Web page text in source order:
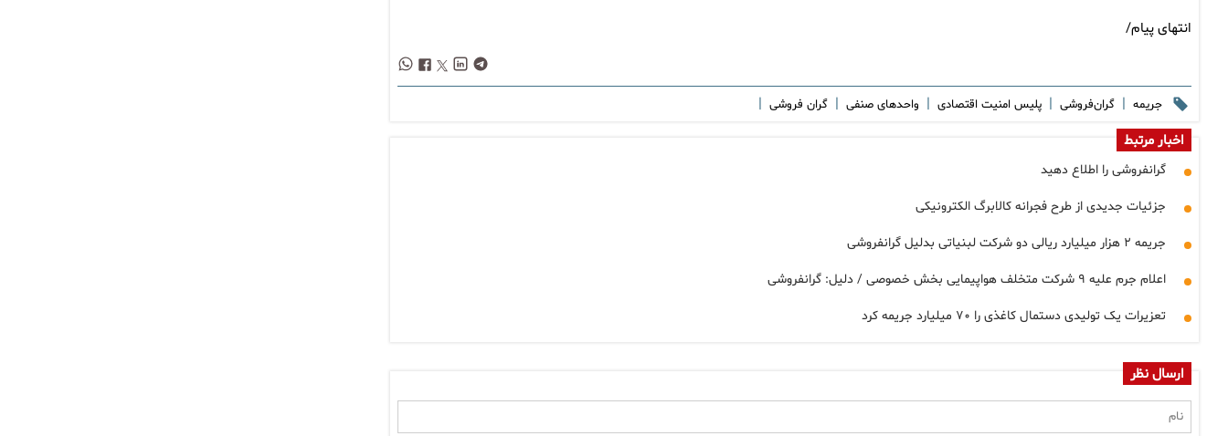
انتهای پیام/
جریمه | گران‌فروشی | پلیس امنیت اقتصادی | واحدهای صنفی | گران فروشی |
اخبار مرتبط
گرانفروشی را اطلاع دهید
جزئیات جدیدی از طرح فجرانه کالابرگ الکترونیکی
جریمه ۲ هزار میلیارد ریالی دو شرکت لبنیاتی بدلیل گرانفروشی
اعلام جرم علیه ۹ شرکت متخلف هواپیمایی بخش خصوصی / دلیل: گرانفروشی
تعزیرات یک تولیدی دستمال کاغذی را ۷۰ میلیارد جریمه کرد
ارسال نظر